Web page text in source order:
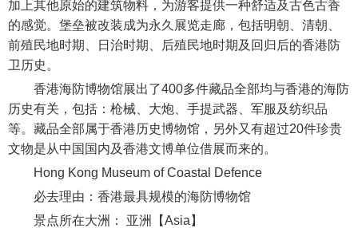
加上其他原始的建筑物料，为游客提供一种舒适及古色古香
的感觉。堡垒被改装成为永久展览走廊，包括明朝、清朝、
前殖民地时期、日治时期、后殖民地时期及回归后的香港防
卫历史。
香港海防博物馆展出了400多件藏品全部均与香港的海防
历史有关，包括：枪械、大炮、手提武器、军服及纺织品
等。藏品全部属于香港历史博物馆，另外又有超过20件珍贵
文物是从中国国内及香港文博单位借展而来的。
Hong Kong Museum of Coastal Defence
必去理由：香港最具规模的海防博物馆
景点所在大洲： 亚洲【Asia】